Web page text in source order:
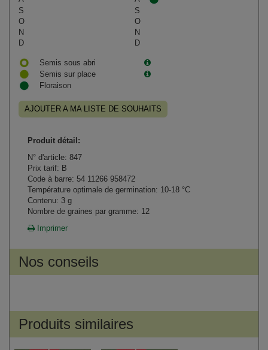
S
S
O
O
N
N
D
D
Semis sous abri
Semis sur place
Floraison
AJOUTER A MA LISTE DE SOUHAITS
Produit détail:
N° d'article: 847
Prix tarif: B
Code à barre: 54 11266 958472
Température optimale de germination: 10-18 °C
Contenu: 3 g
Nombre de graines par gramme: 12
Imprimer
Nos conseils
Produits similaires